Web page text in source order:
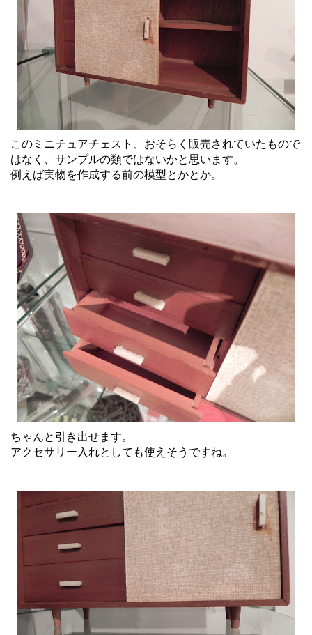
このミニチュアチェスト、おそらく販売されていたもので
はなく、サンプルの類ではないかと思います。
例えば実物を作成する前の模型とかとか。
ちゃんと引き出せます。
アクセサリー入れとしても使えそうですね。